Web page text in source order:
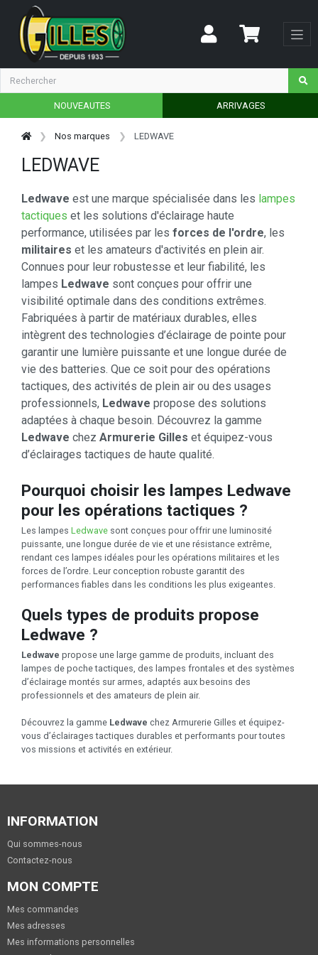
NOUVEAUTES ARRIVAGES
Nos marques LEDWAVE
LEDWAVE
Ledwave est une marque spécialisée dans les lampes
tactiques et les solutions d'éclairage haute
performance, utilisées par les forces de l'ordre, les
militaires et les amateurs d'activités en plein air.
Connues pour leur robustesse et leur fiabilité, les
lampes Ledwave sont conçues pour offrir une
visibilité optimale dans des conditions extrêmes.
Fabriquées à partir de matériaux durables, elles
intègrent des technologies d’éclairage de pointe pour
garantir une lumière puissante et une longue durée de
vie des batteries. Que ce soit pour des opérations
tactiques, des activités de plein air ou des usages
professionnels, Ledwave propose des solutions
adaptées à chaque besoin. Découvrez la gamme
Ledwave chez Armurerie Gilles et équipez-vous
d’éclairages tactiques de haute qualité.
Pourquoi choisir les lampes Ledwave
pour les opérations tactiques ?
Les lampes Ledwave sont conçues pour offrir une luminosité
puissante, une longue durée de vie et une résistance extrême,
rendant ces lampes idéales pour les opérations militaires et les
forces de l’ordre. Leur conception robuste garantit des
performances fiables dans les conditions les plus exigeantes.
Quels types de produits propose
Ledwave ?
Ledwave propose une large gamme de produits, incluant des
lampes de poche tactiques, des lampes frontales et des systèmes
d’éclairage montés sur armes, adaptés aux besoins des
professionnels et des amateurs de plein air.
Découvrez la gamme Ledwave chez Armurerie Gilles et équipez-
vous d’éclairages tactiques durables et performants pour toutes
vos missions et activités en extérieur.
INFORMATION
Qui sommes-nous
Contactez-nous
MON COMPTE
Mes commandes
Mes adresses
Mes informations personnelles